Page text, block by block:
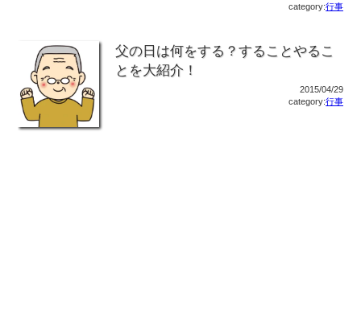
category:行事
父の日は何をする？することやるこ
とを大紹介！
2015/04/29
category:行事